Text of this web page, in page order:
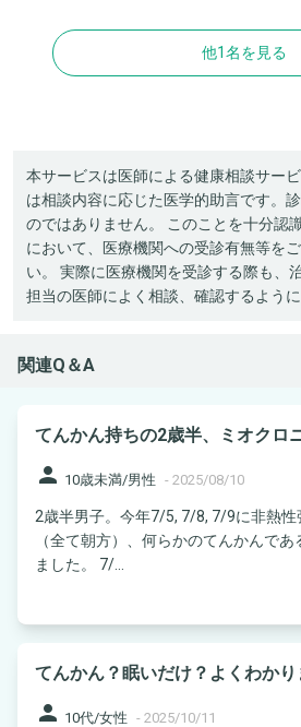
他1名を見る
本サービスは医師による健康相談サー
は相談内容に応じた医学的助言です。
のではありません。 このことを十分認
において、医療機関への受診有無等を
い。 実際に医療機関を受診する際も、
担当の医師によく相談、確認するように
関連Q＆A
てんかん持ちの2歳半、ミオクロ
person 10歳未満/男性 - 2025/08/10
2歳半男子。今年7/5, 7/8, 7/9に非熱性
（全て朝方）、何らかのてんかんで
ました。 7/...
てんかん？眠いだけ？よくわかり
person 10代/女性 - 2025/10/11